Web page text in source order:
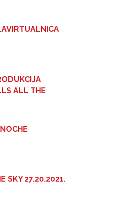
ALL THE
SKY 27.20.2021.